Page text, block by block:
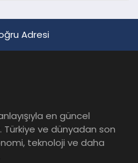
Adresi
en güncel
ve dünyadan son
teknoloji ve daha